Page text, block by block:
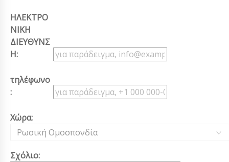
ΗΛΕΚΤΡΟ
ΝΙΚΗ
ΔΙΕΥΘΥΝΣ
Η:
τηλέφωνο
:
Χώρα:
Ρωσική Ομοσπονδία
Σχόλιο: